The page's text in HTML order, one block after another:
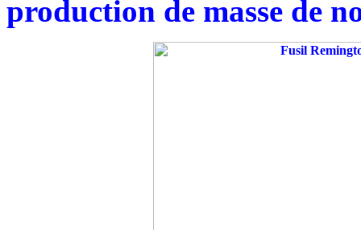
production de masse de